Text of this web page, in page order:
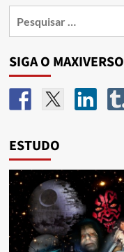
SIGA O MAXIVERSO
ESTUDO